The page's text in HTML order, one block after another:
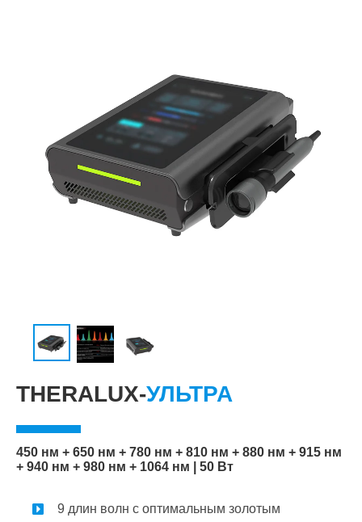
THERALUX-УЛЬТРА
450 нм + 650 нм + 780 нм + 810 нм + 880 нм + 915 нм
+ 940 нм + 980 нм + 1064 нм | 50 Вт
9 длин волн с оптимальным золотым